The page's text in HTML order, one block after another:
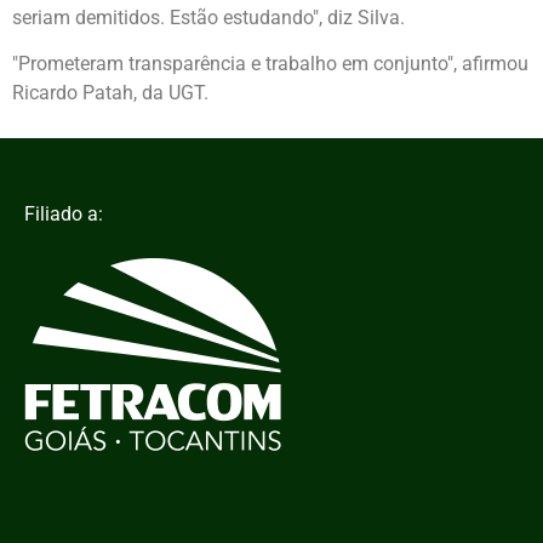
seriam demitidos. Estão estudando", diz Silva.
"Prometeram transparência e trabalho em conjunto", afirmou
Ricardo Patah, da UGT.
Filiado a: